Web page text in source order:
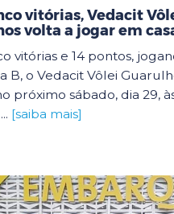
vitórias, Vedacit
volta a jogar em
vitórias e 14 pontos,
B, o Vedacit Vôlei
próximo sábado, dia 29,
[saiba mais]